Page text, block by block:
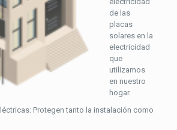
de las
placas
solares en la
electricidad
que
utilizamos
en nuestro
hogar.
Protegen tanto la instalación como